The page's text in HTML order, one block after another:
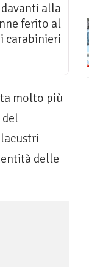
alla
ferito al
carabinieri
molto più
del
delle